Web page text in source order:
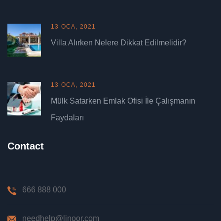
13 OCA, 2021
Villa Alırken Nelere Dikkat Edilmelidir?
13 OCA, 2021
Mülk Satarken Emlak Ofisi İle Çalışmanın
Faydaları
Contact
666 888 000
needhelp@linoor.com